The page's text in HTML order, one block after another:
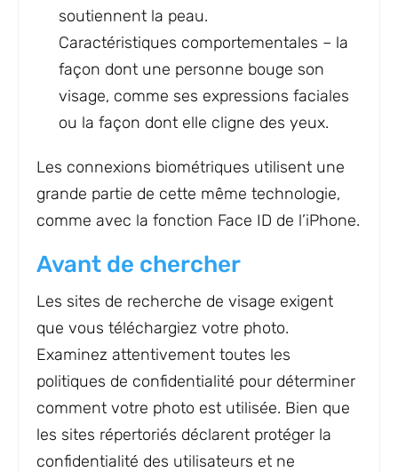
soutiennent la peau.
Caractéristiques comportementales – la
façon dont une personne bouge son
visage, comme ses expressions faciales
ou la façon dont elle cligne des yeux.
Les connexions biométriques utilisent une
grande partie de cette même technologie,
comme avec la fonction Face ID de l’iPhone.
Avant de chercher
Les sites de recherche de visage exigent
que vous téléchargiez votre photo.
Examinez attentivement toutes les
politiques de confidentialité pour déterminer
comment votre photo est utilisée. Bien que
les sites répertoriés déclarent protéger la
confidentialité des utilisateurs et ne